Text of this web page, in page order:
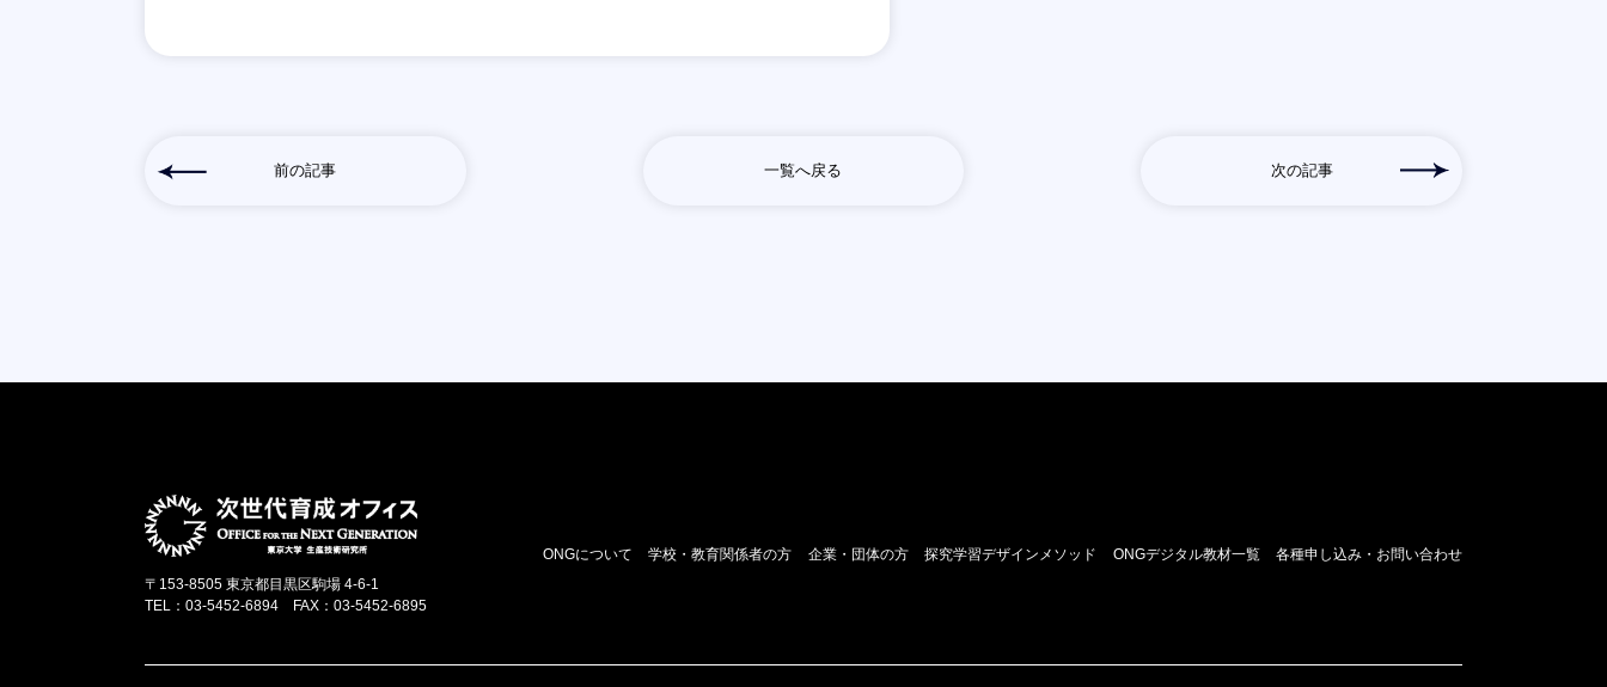
前の記事 一覧へ戻る 次の記事
〒153-8505 東京都目黒区駒場 4-6-1
TEL：03-5452-6894 FAX：03-5452-6895
ONGについて 学校・教育関係者の方 企業・団体の方 探究学習デザインメソッド ONGデジタル教材一覧 各種申し込み・お問い合わせ